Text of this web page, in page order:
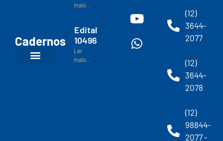
Cadernos
mais...
Edital
10496
Ler
mais...
(12)
3644-
2077
(12)
3644-
2078
(12)
98844-
2077 -